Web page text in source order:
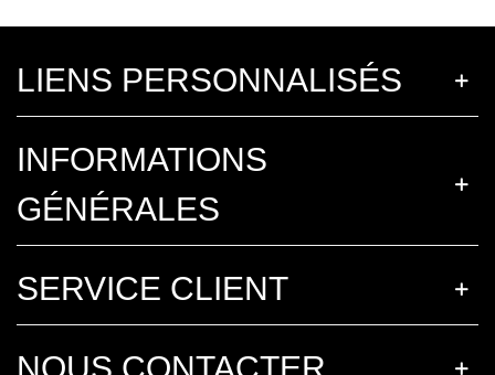
LIENS PERSONNALISÉS
INFORMATIONS
GÉNÉRALES
SERVICE CLIENT